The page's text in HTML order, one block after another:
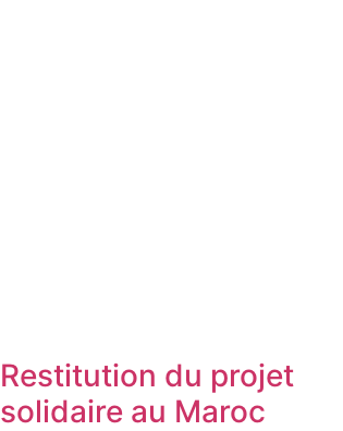
Restitution du projet
solidaire au Maroc